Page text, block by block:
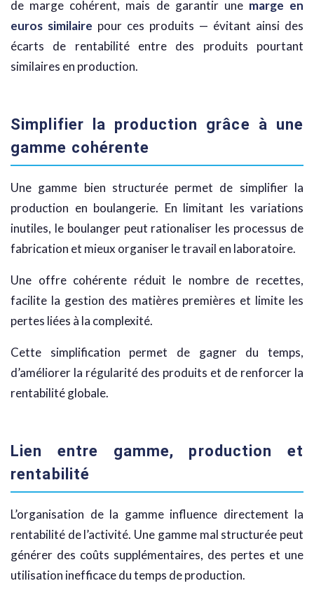
de marge cohérent, mais de garantir une marge en
euros similaire pour ces produits — évitant ainsi des
écarts de rentabilité entre des produits pourtant
similaires en production.
Simplifier la production grâce à une
gamme cohérente
Une gamme bien structurée permet de simplifier la
production en boulangerie. En limitant les variations
inutiles, le boulanger peut rationaliser les processus de
fabrication et mieux organiser le travail en laboratoire.
Une offre cohérente réduit le nombre de recettes,
facilite la gestion des matières premières et limite les
pertes liées à la complexité.
Cette simplification permet de gagner du temps,
d’améliorer la régularité des produits et de renforcer la
rentabilité globale.
Lien entre gamme, production et
rentabilité
L’organisation de la gamme influence directement la
rentabilité de l’activité. Une gamme mal structurée peut
générer des coûts supplémentaires, des pertes et une
utilisation inefficace du temps de production.